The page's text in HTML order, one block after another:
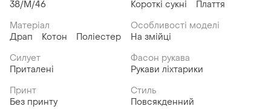
38/M/46
Короткі сукні
Плаття
Матеріал
Драп
Котон Поліестер
Особливості моделі
На змійці
Силует
Приталені
Фасон рукава
Рукави ліхтарики
Принт
Без принту
Стиль
Повсякденний